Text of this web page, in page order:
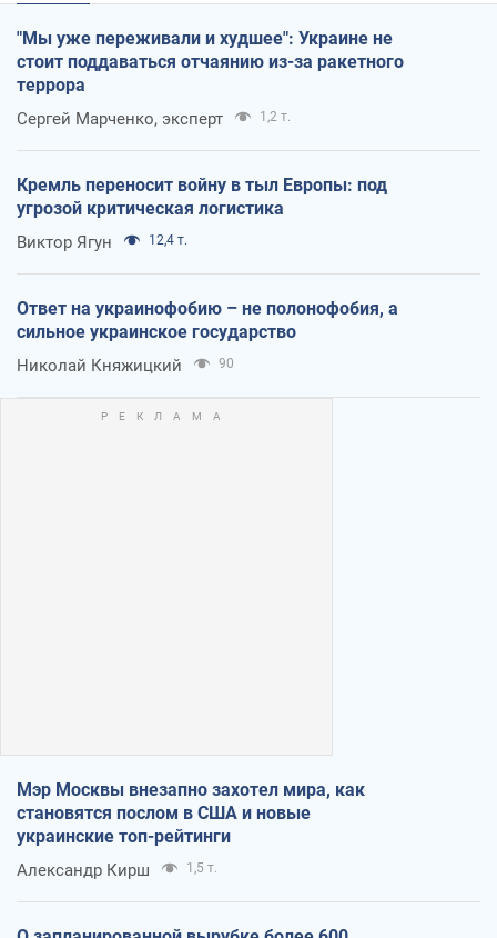
"Мы уже переживали и худшее": Украине не
стоит поддаваться отчаянию из-за ракетного
террора
Сергей Марченко, эксперт 1,2 т.
Кремль переносит войну в тыл Европы: под
угрозой критическая логистика
Виктор Ягун 12,4 т.
Ответ на украинофобию – не полонофобия, а
сильное украинское государство
Николай Княжицкий 90
Мэр Москвы внезапно захотел мира, как
становятся послом в США и новые
украинские топ-рейтинги
Александр Кирш 1,5 т.